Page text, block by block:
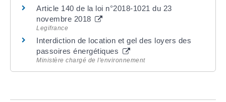
Article 140 de la loi n°2018-1021 du 23
novembre 2018
Legifrance
Interdiction de location et gel des loyers des
passoires énergétiques
Ministère chargé de l'environnement